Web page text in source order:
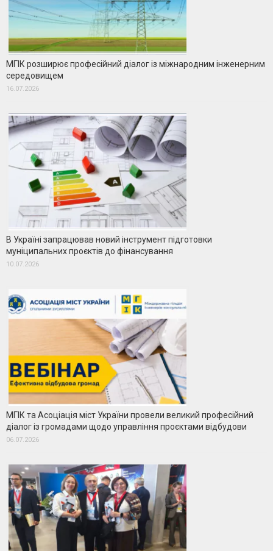
МГІК розширює професійний діалог із міжнародним інженерним
середовищем
16.07.2026
В Україні запрацював новий інструмент підготовки
муніципальних проєктів до фінансування
10.07.2026
МГІК та Асоціація міст України провели великий професійний
діалог із громадами щодо управління проєктами відбудови
06.07.2026